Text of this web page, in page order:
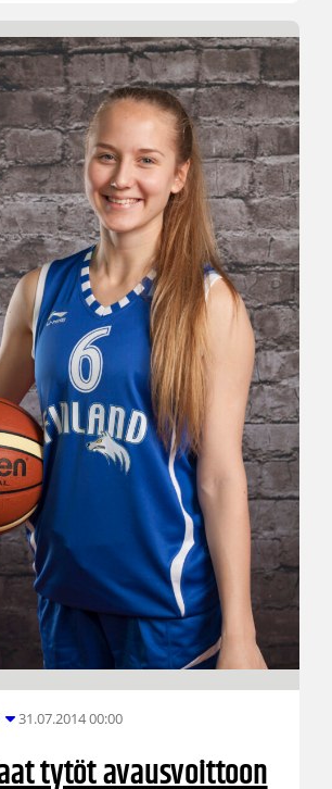
31.07.2014 00:00
tytöt avausvoittoon